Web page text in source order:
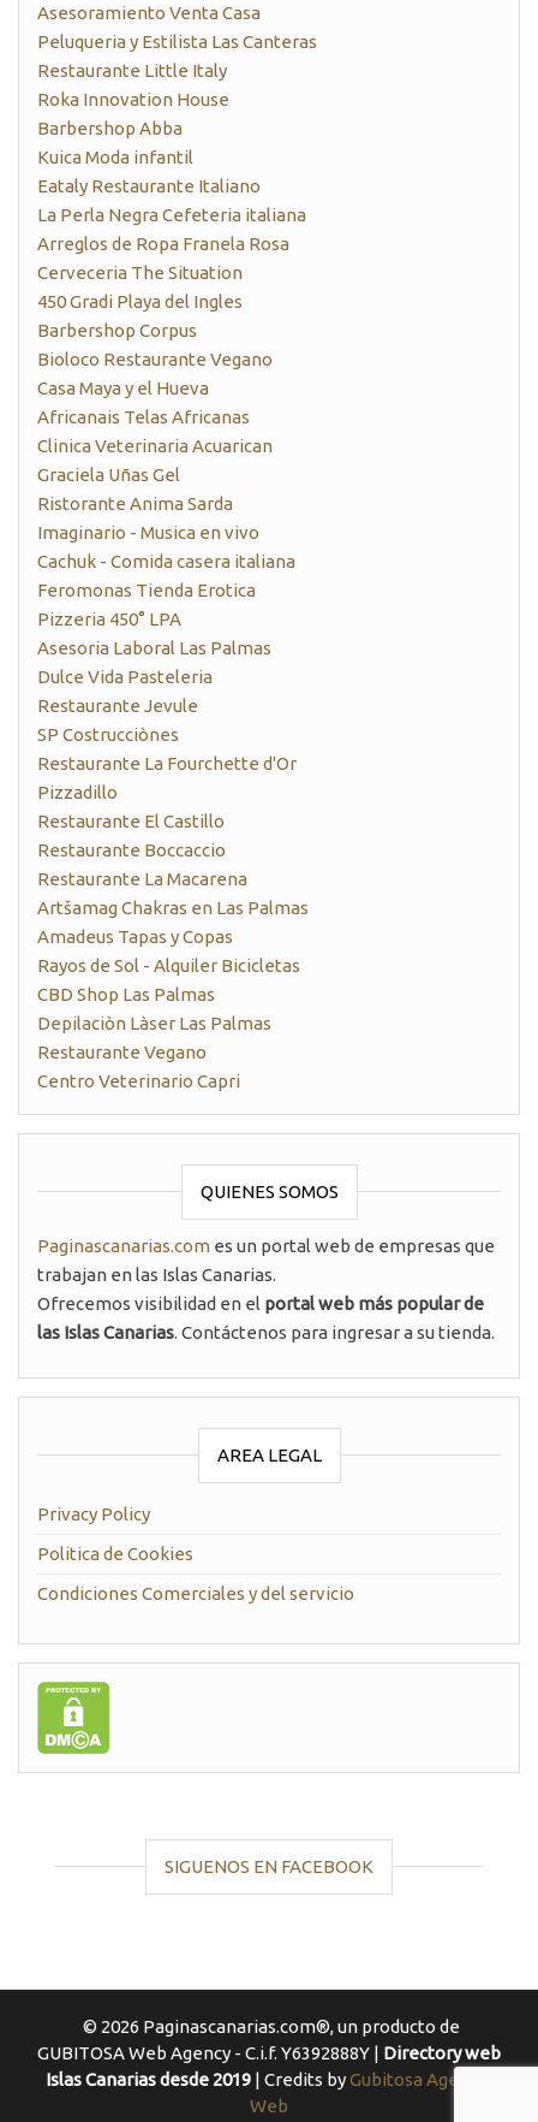
Asesoramiento Venta Casa
Peluqueria y Estilista Las Canteras
Restaurante Little Italy
Roka Innovation House
Barbershop Abba
Kuica Moda infantil
Eataly Restaurante Italiano
La Perla Negra Cefeteria italiana
Arreglos de Ropa Franela Rosa
Cerveceria The Situation
450 Gradi Playa del Ingles
Barbershop Corpus
Bioloco Restaurante Vegano
Casa Maya y el Hueva
Africanais Telas Africanas
Clinica Veterinaria Acuarican
Graciela Uñas Gel
Ristorante Anima Sarda
Imaginario - Musica en vivo
Cachuk - Comida casera italiana
Feromonas Tienda Erotica
Pizzeria 450° LPA
Asesoria Laboral Las Palmas
Dulce Vida Pasteleria
Restaurante Jevule
SP Costrucciònes
Restaurante La Fourchette d'Or
Pizzadillo
Restaurante El Castillo
Restaurante Boccaccio
Restaurante La Macarena
Artšamag Chakras en Las Palmas
Amadeus Tapas y Copas
Rayos de Sol - Alquiler Bicicletas
CBD Shop Las Palmas
Depilaciòn Làser Las Palmas
Restaurante Vegano
Centro Veterinario Capri
QUIENES SOMOS
Paginascanarias.com es un portal web de empresas que
trabajan en las Islas Canarias.
Ofrecemos visibilidad en el portal web más popular de
las Islas Canarias. Contáctenos para ingresar a su tienda.
AREA LEGAL
Privacy Policy
Politica de Cookies
Condiciones Comerciales y del servicio
SIGUENOS EN FACEBOOK
© 2026 Paginascanarias.com®, un producto de
GUBITOSA Web Agency - C.i.f. Y6392888Y | Directory web
Islas Canarias desde 2019 | Credits byGubitosa Agencia
Web